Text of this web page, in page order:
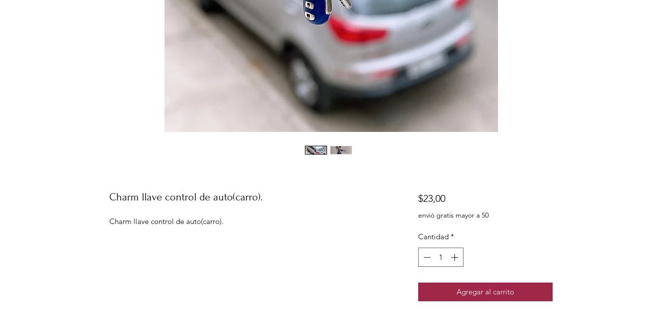
Charm llave control de auto(carro).
Charm llave control de auto(carro).
$23,00Precio
envió gratis mayor a 50
Cantidad *
Agregar al carrito